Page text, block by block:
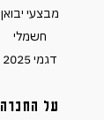
מבצעי יבואן
חשמלי
דגמי 2025
על החברה